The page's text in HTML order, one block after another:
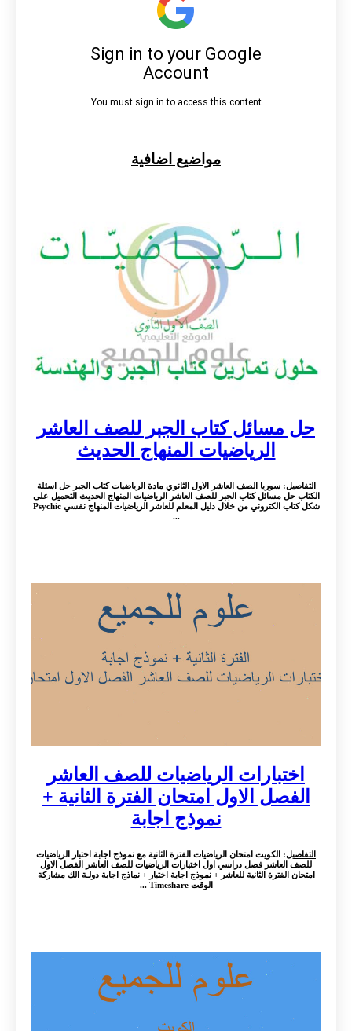
مواضيع اضافية
حل مسائل كتاب الجبر للصف العاشر
الرياضيات المنهاج الحديث
التفاصيل: سوريا الصف العاشر الاول الثانوي مادة الرياضيات كتاب الجبر حل اسئلة
الكتاب حل مسائل كتاب الجبر للصف العاشر الرياضيات المنهاج الحديث التحميل على
شكل كتاب الكتروني من خلال دليل المعلم للعاشر الرياضيات المنهاج نفسي Psychic
...
اختبارات الرياضيات للصف العاشر
الفصل الاول امتحان الفترة الثانية +
نموذج اجابة
التفاصيل: الكويت امتحان الرياضيات الفترة الثانية مع نموذج اجابة اختبار الرياضيات
للصف العاشر فصل دراسي اول اختبارات الرياضيات للصف العاشر الفصل الاول
امتحان الفترة الثانية للعاشر + نموذج اجابة اختبار + نماذج اجابة دولـة الك مشاركة
الوقت Timeshare ...